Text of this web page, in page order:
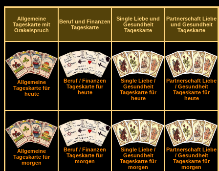
Allgemeine
Tageskarte mit
Orakelspruch
Beruf und Finanzen
Tageskarte
Single Liebe und
Gesundheit
Tageskarte
Partnerschaft Liebe
und Gesundheit
Tageskarte
Allgemeine
Tageskarte für
heute
Beruf / Finanzen
Tageskarte für
heute
Single Liebe /
Gesundheit
Tageskarte für
heute
Partnerschaft Liebe
/ Gesundheit
Tageskarte für
heute
Allgemeine
Tageskarte für
morgen
Beruf / Finanzen
Tageskarte für
morgen
Single Liebe /
Gesundheit
Tageskarte für
morgen
Partnerschaft Liebe
/ Gesundheit
Tageskarte für
morgen